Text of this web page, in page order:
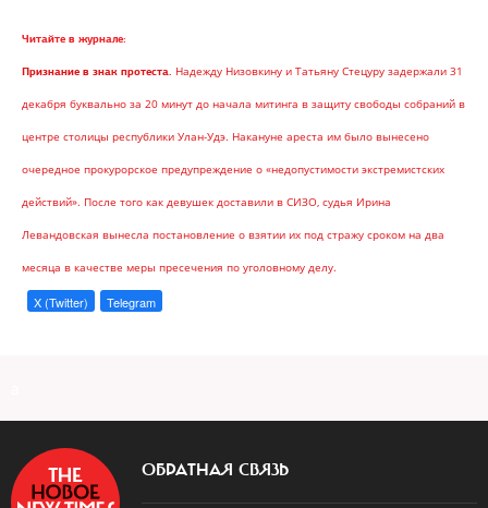
Читайте в журнале:
Признание в знак протеста. Надежду Низовкину и Татьяну Стецуру задержали 31
декабря буквально за 20 минут до начала митинга в защиту свободы собраний в
центре столицы республики Улан-Удэ. Накануне ареста им было вынесено
очередное прокурорское предупреждение о «недопустимости экстремистских
действий». После того как девушек доставили в СИЗО, судья Ирина
Левандовская вынесла постановление о взятии их под стражу сроком на два
месяца в качестве меры пресечения по уголовному делу.
X (Twitter) Telegram
ОБРАТНАЯ СВЯЗЬ